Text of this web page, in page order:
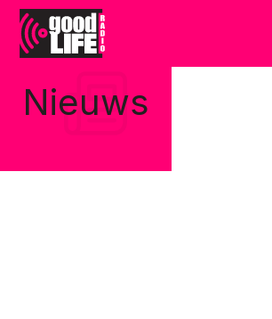
Nieuws